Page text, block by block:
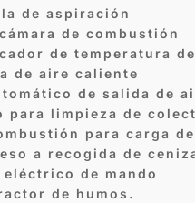
de aspiración
de combustión
de temperatura
de aire caliente
de salida de
para limpieza de
para carga
a recogida de
eléctrico de mando
de humos.